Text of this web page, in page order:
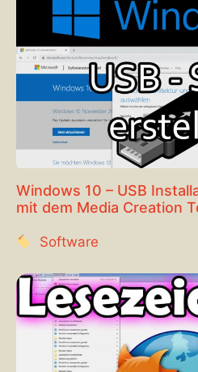
Windows 10 – USB
mit dem Media Creation
Software